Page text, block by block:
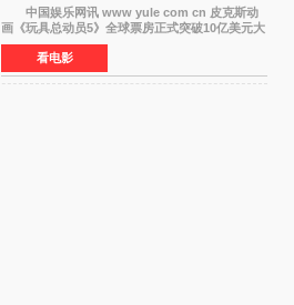
部”达成
中国娱乐网讯 www yule com cn 皮克斯动
画《玩具总动员5》全球票房正式突破10亿美元大
关。截至上周末，该片全球累计票房已达10 22亿
美元，其中北美市场贡献4 48亿美元，中国内地
票房达2 82
看电影